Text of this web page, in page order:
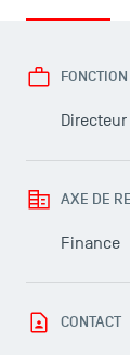
AXE DE
Finance
CONTACT